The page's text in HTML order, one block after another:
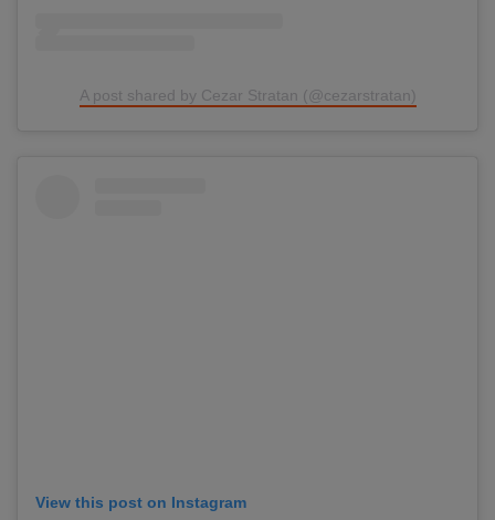
A post shared by Cezar Stratan (@cezarstratan)
View this post on Instagram